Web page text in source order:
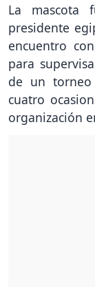
La mascota
presidente
encuentro
para
de un
cuatro
organización